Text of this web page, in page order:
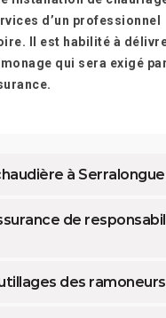
d’un professionnel
Il est habilité à
qui sera exigé par
à
de
des